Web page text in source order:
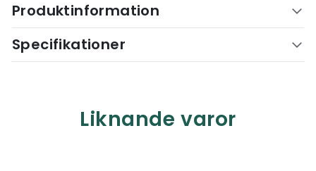
Produktinformation
Specifikationer
Liknande varor